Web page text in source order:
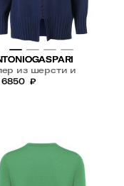
из шерсти и
6850 ₽